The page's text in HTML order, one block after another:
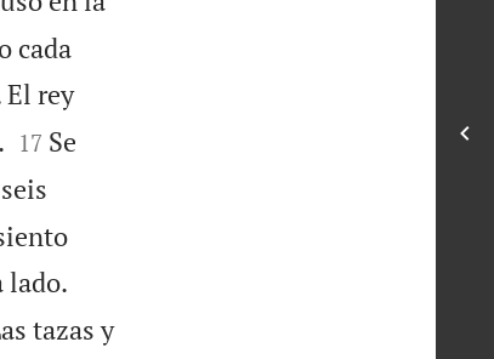
cada
El rey

17 Se
lado.
tazas y